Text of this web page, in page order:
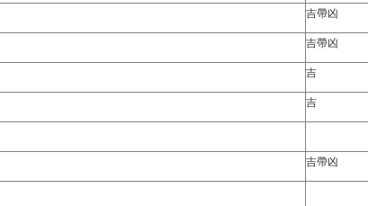
吉帶凶
吉帶凶
吉
吉
吉帶凶